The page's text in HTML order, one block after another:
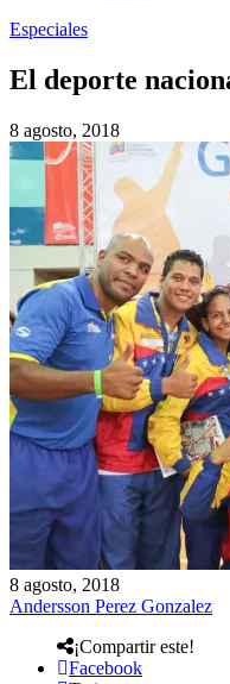
Especiales
El deporte
8 agosto, 2018
8 agosto, 2018
Andersson Perez Gonzalez
¡Compartir este!
Facebook